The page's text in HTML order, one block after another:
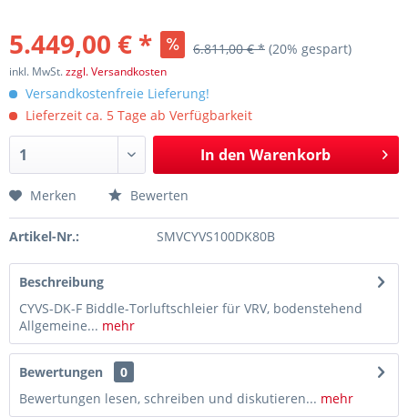
5.449,00 € * 6.811,00 € * (20% gespart)
inkl. MwSt.zzgl. Versandkosten
Versandkostenfreie Lieferung!
Lieferzeit ca. 5 Tage ab Verfügbarkeit
In den Warenkorb
Merken Bewerten
Artikel-Nr.: SMVCYVS100DK80B
Beschreibung
CYVS-DK-F Biddle-Torluftschleier für VRV, bodenstehend
Allgemeine... mehr
Bewertungen
0
Bewertungen lesen, schreiben und diskutieren... mehr